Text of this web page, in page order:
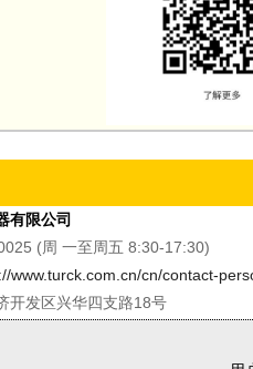
有限公司
(周 一至周五 8:30-17:30)
www.turck.com.cn/cn/contact-
发区兴华四支路18号